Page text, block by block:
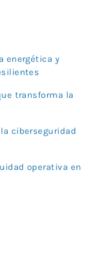
energética y
transforma la
ciberseguridad
operativa en